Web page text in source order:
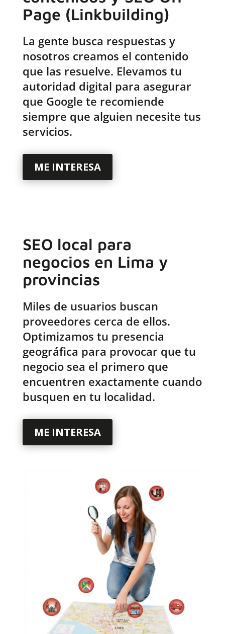
Page (Linkbuilding)
La gente busca respuestas y
nosotros creamos el contenido
que las resuelve. Elevamos tu
autoridad digital para asegurar
que Google te recomiende
siempre que alguien necesite tus
servicios.
ME INTERESA
SEO local para
negocios en Lima y
provincias
Miles de usuarios buscan
proveedores cerca de ellos.
Optimizamos tu presencia
geográfica para provocar que tu
negocio sea el primero que
encuentren exactamente cuando
busquen en tu localidad.
ME INTERESA